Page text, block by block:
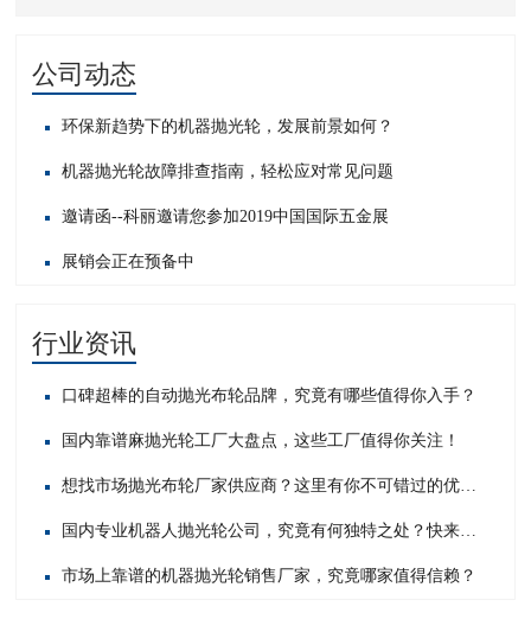
公司动态
环保新趋势下的机器抛光轮，发展前景如何？
机器抛光轮故障排查指南，轻松应对常见问题​
邀请函--科丽邀请您参加2019中国国际五金展
展销会正在预备中
行业资讯
口碑超棒的自动抛光布轮品牌，究竟有哪些值得你入手？
国内靠谱麻抛光轮工厂大盘点，这些工厂值得你关注！
想找市场抛光布轮厂家供应商？这里有你不可错过的优质之选！
国内专业机器人抛光轮公司，究竟有何独特之处？快来一探究竟！
市场上靠谱的机器抛光轮销售厂家，究竟哪家值得信赖？